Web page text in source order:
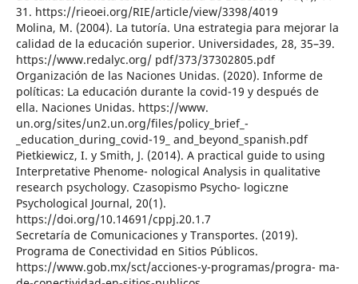
31. https://rieoei.org/RIE/article/view/3398/4019
Molina, M. (2004). La tutoría. Una estrategia para mejorar la
calidad de la educación superior. Universidades, 28, 35–39.
https://www.redalyc.org/ pdf/373/37302805.pdf
Organización de las Naciones Unidas. (2020). Informe de
políticas: La educación durante la covid-19 y después de
ella. Naciones Unidas. https://www.
un.org/sites/un2.un.org/files/policy_brief_-
_education_during_covid-19_ and_beyond_spanish.pdf
Pietkiewicz, I. y Smith, J. (2014). A practical guide to using
Interpretative Phenome- nological Analysis in qualitative
research psychology. Czasopismo Psycho- logiczne
Psychological Journal, 20(1).
https://doi.org/10.14691/cppj.20.1.7
Secretaría de Comunicaciones y Transportes. (2019).
Programa de Conectividad en Sitios Públicos.
https://www.gob.mx/sct/acciones-y-programas/progra- ma-